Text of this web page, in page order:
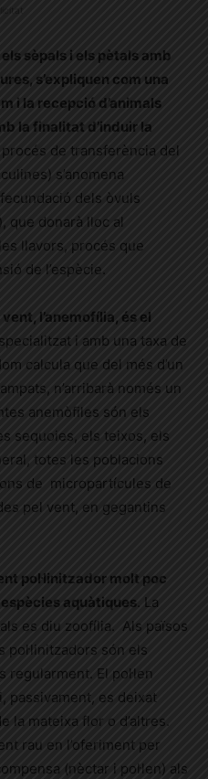
sèpals i els pètals amb
s’expliquen com una
i la recepció d’animals
la finalitat d’induir la
de transferència del
s’anomena
dels òvuls
que donarà lloc al
llavors, procés que
de l’espècie.
l’anemofília, és el
i amb una taxa de
calcula que del més d’un
n’arribarà només un
anemòfiles són els
sequoies, els teixos, els
totes les poblacions
de micropartícules de
pel vent, en gegantins
pol·linitzador molt poc
aquàtiques. La
es diu zoofília. Als països
pol·linitzadors són els
regularment. El pol·len
passivament, es deixat
la mateixa flor o d’altres.
rau en l’oferiment per
(nèctar i pol·len) als